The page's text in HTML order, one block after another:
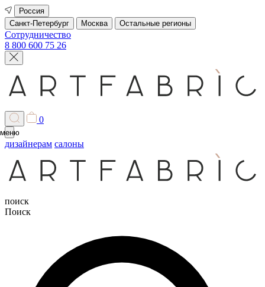
Россия
Санкт-Петербург
Москва Остальные регионы
Сотрудничество
8 800 600 75 26
0
меню
дизайнерам салоны
поиск
Поиск